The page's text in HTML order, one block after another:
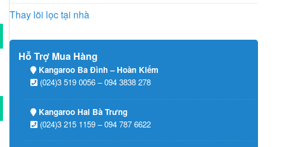
Thay lõi lọc tại nhà
Hỗ Trợ Mua Hàng
Kangaroo Ba Đình – Hoàn Kiếm
(024)3 519 0056 – 094 3838 278
Kangaroo Hai Bà Trưng
(024)3 215 1159 – 094 787 6622